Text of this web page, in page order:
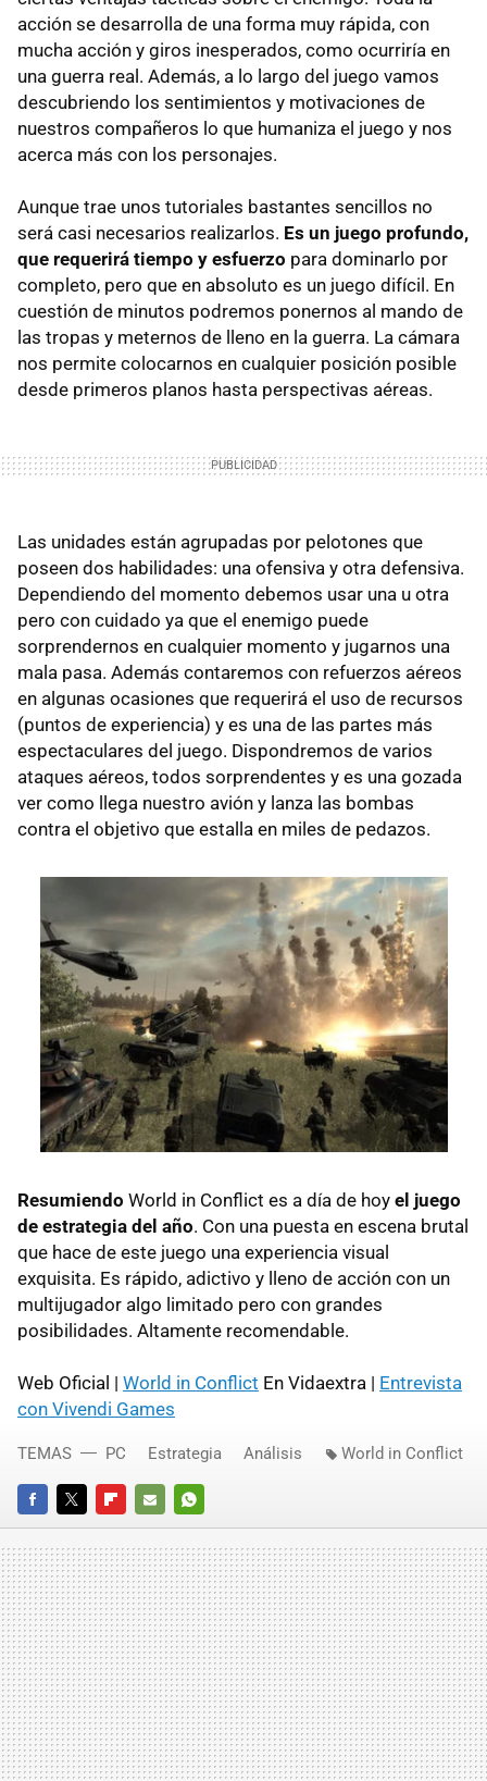
acción se desarrolla de una forma muy rápida, con
mucha acción y giros inesperados, como ocurriría en
una guerra real. Además, a lo largo del juego vamos
descubriendo los sentimientos y motivaciones de
nuestros compañeros lo que humaniza el juego y nos
acerca más con los personajes.
Aunque trae unos tutoriales bastantes sencillos no
será casi necesarios realizarlos. Es un juego profundo,
que requerirá tiempo y esfuerzo para dominarlo por
completo, pero que en absoluto es un juego difícil. En
cuestión de minutos podremos ponernos al mando de
las tropas y meternos de lleno en la guerra. La cámara
nos permite colocarnos en cualquier posición posible
desde primeros planos hasta perspectivas aéreas.
Las unidades están agrupadas por pelotones que
poseen dos habilidades: una ofensiva y otra defensiva.
Dependiendo del momento debemos usar una u otra
pero con cuidado ya que el enemigo puede
sorprendernos en cualquier momento y jugarnos una
mala pasa. Además contaremos con refuerzos aéreos
en algunas ocasiones que requerirá el uso de recursos
(puntos de experiencia) y es una de las partes más
espectaculares del juego. Dispondremos de varios
ataques aéreos, todos sorprendentes y es una gozada
ver como llega nuestro avión y lanza las bombas
contra el objetivo que estalla en miles de pedazos.
Resumiendo World in Conflict es a día de hoy el juego
de estrategia del año. Con una puesta en escena brutal
que hace de este juego una experiencia visual
exquisita. Es rápido, adictivo y lleno de acción con un
multijugador algo limitado pero con grandes
posibilidades. Altamente recomendable.
Web Oficial | World in Conflict En Vidaextra | Entrevista
con Vivendi Games
FACEBOOKTWITTERFLIPBOARD
E-
MAIL
WHATSAPP
TEMAS PC Estrategia Análisis World in Conflict